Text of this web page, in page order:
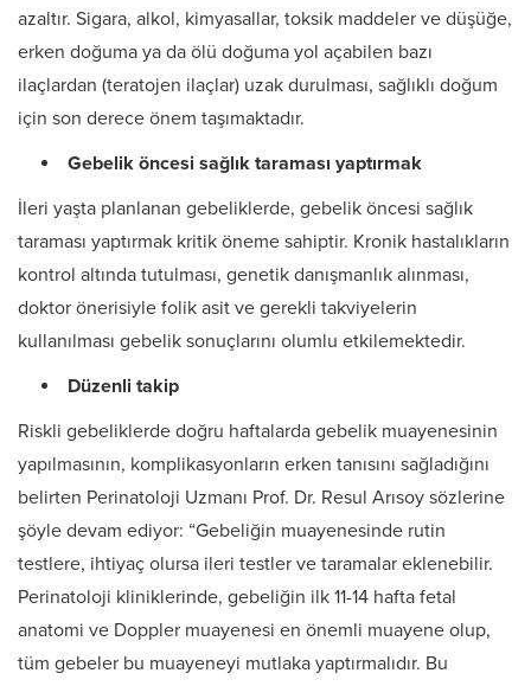
azaltır. Sigara, alkol, kimyasallar, toksik maddeler ve düşüğe,
erken doğuma ya da ölü doğuma yol açabilen bazı
ilaçlardan (teratojen ilaçlar) uzak durulması, sağlıklı doğum
için son derece önem taşımaktadır.
Gebelik öncesi sağlık taraması yaptırmak
İleri yaşta planlanan gebeliklerde, gebelik öncesi sağlık
taraması yaptırmak kritik öneme sahiptir. Kronik hastalıkların
kontrol altında tutulması, genetik danışmanlık alınması,
doktor önerisiyle folik asit ve gerekli takviyelerin
kullanılması gebelik sonuçlarını olumlu etkilemektedir.
Düzenli takip
Riskli gebeliklerde doğru haftalarda gebelik muayenesinin
yapılmasının, komplikasyonların erken tanısını sağladığını
belirten Perinatoloji Uzmanı Prof. Dr. Resul Arısoy sözlerine
şöyle devam ediyor: “Gebeliğin muayenesinde rutin
testlere, ihtiyaç olursa ileri testler ve taramalar eklenebilir.
Perinatoloji kliniklerinde, gebeliğin ilk 11-14 hafta fetal
anatomi ve Doppler muayenesi en önemli muayene olup,
tüm gebeler bu muayeneyi mutlaka yaptırmalıdır. Bu